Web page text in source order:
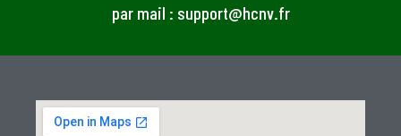
par mail : support@hcnv.fr